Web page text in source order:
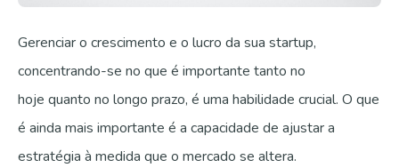
Gerenciar o crescimento e o lucro da sua startup,
concentrando-se no que é importante tanto no
hoje quanto no longo prazo, é uma habilidade crucial. O que
é ainda mais importante é a capacidade de ajustar a
estratégia à medida que o mercado se altera.